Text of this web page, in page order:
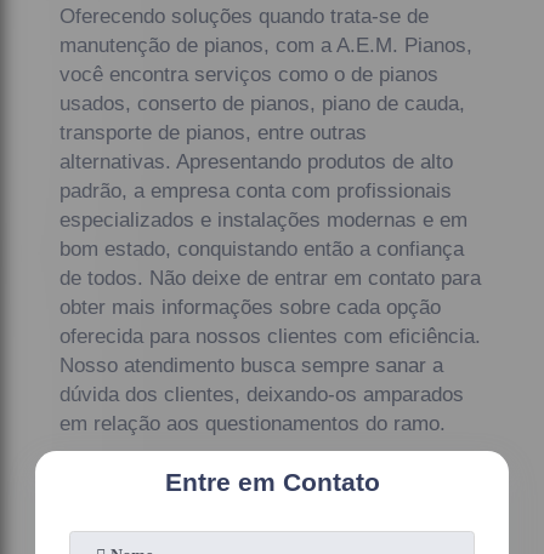
Oferecendo soluções quando trata-se de
manutenção de pianos, com a A.E.M. Pianos,
você encontra serviços como o de pianos
usados, conserto de pianos, piano de cauda,
transporte de pianos, entre outras
alternativas. Apresentando produtos de alto
padrão, a empresa conta com profissionais
especializados e instalações modernas e em
bom estado, conquistando então a confiança
de todos. Não deixe de entrar em contato para
obter mais informações sobre cada opção
oferecida para nossos clientes com eficiência.
Nosso atendimento busca sempre sanar a
dúvida dos clientes, deixando-os amparados
em relação aos questionamentos do ramo.
Entre em Contato